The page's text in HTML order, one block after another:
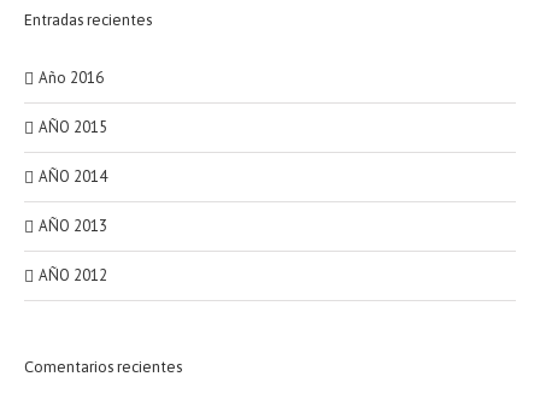
Entradas recientes
Año 2016
AÑO 2015
AÑO 2014
AÑO 2013
AÑO 2012
Comentarios recientes